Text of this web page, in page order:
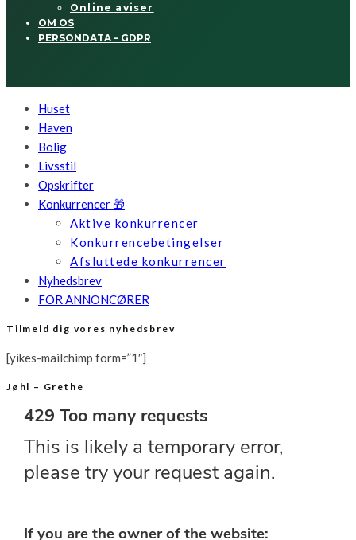
Online aviser
OM OS
PERSONDATA – GDPR
Huset
Haven
Bolig
Livsstil
Opskrifter
Konkurrencer 🎁
Aktive konkurrencer
Konkurrencebetingelser
Afsluttede konkurrencer
Nyhedsbrev
FOR ANNONCØRER
Tilmeld dig vores nyhedsbrev
[yikes-mailchimp form=”1″]
Jøhl – Grethe